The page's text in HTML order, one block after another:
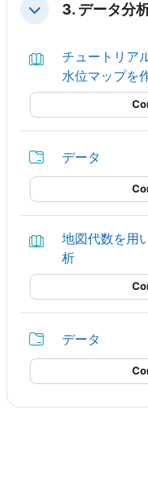
Minimizza3. データ分
チュートリア
水位マップを
データ
地図代数を用
析Libro
データ